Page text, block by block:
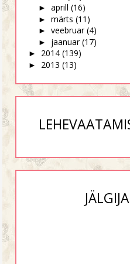
► aprill (16)
► märts (11)
► veebruar (4)
► jaanuar (17)
► 2014 (139)
► 2013 (13)